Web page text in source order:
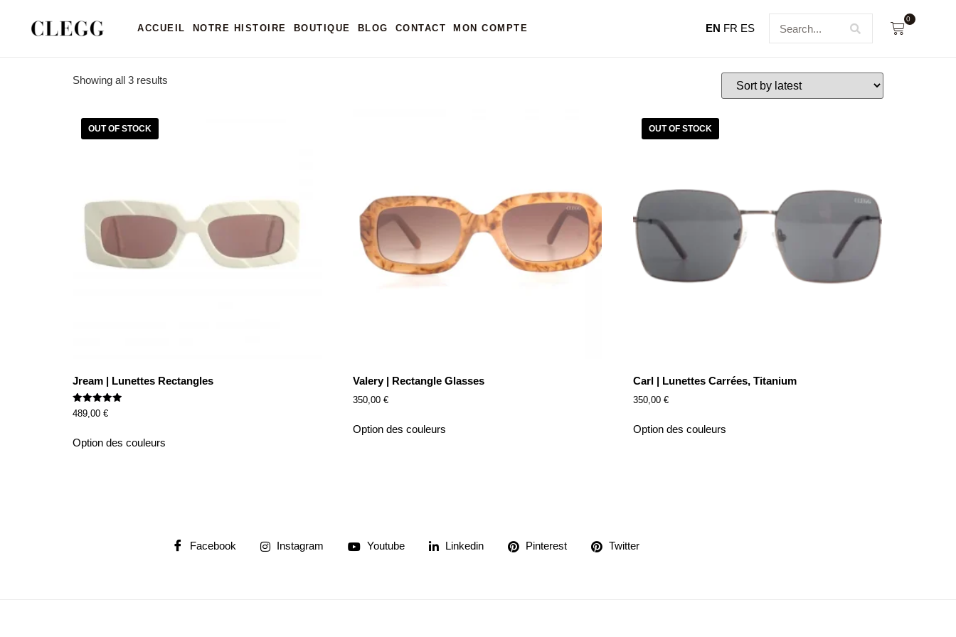
ACCUEIL NOTRE HISTOIRE BOUTIQUE BLOG CONTACT MON COMPTE EN FR ES
0
LUNETTES CRÉATEURS
Showing all 3 results
Jream | Lunettes Rectangles
Rated
5.00
489,00 €
Option des couleurs
Valery | Rectangle Glasses
350,00 €
Option des couleurs
Carl | Lunettes Carrées, Titanium
350,00 €
Option des couleurs
Facebook Instagram Youtube Linkedin Pinterest Twitter